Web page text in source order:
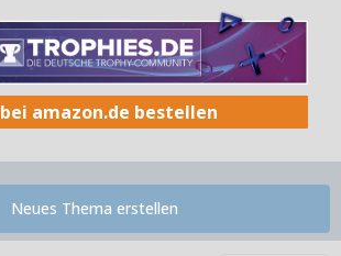
bei amazon.de bestellen
Neues Thema erstellen